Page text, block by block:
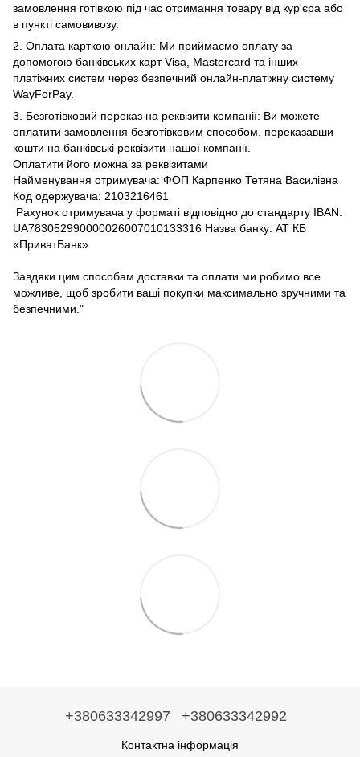
замовлення готівкою під час отримання товару від кур'єра або
в пункті самовивозу.
2. Оплата карткою онлайн: Ми приймаємо оплату за
допомогою банківських карт Visa, Mastercard та інших
платіжних систем через безпечний онлайн-платіжну систему
WayForPay.
3. Безготівковий переказ на реквізити компанії: Ви можете
оплатити замовлення безготівковим способом, переказавши
кошти на банківські реквізити нашої компанії.
Оплатити його можна за реквізитами
Найменування отримувача: ФОП Карпенко Тетяна Василівна
Код одержувача: 2103216461
Рахунок отримувача у форматі відповідно до стандарту IBAN:
UA783052990000026007010133316 Назва банку: АТ КБ
«ПриватБанк»
Завдяки цим способам доставки та оплати ми робимо все
можливе, щоб зробити ваші покупки максимально зручними та
безпечними."
+380633342997 +380633342992
Контактна інформація